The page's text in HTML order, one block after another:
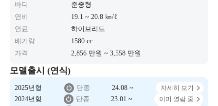
바디
준중형
연비
19.1 ~ 20.8 ㎞/ℓ
연료
하이브리드
배기량
1580 cc
가격
2,856 만원 ~ 3,558 만원
모델출시 (연식)
2025년형 단종 24.08 ~
자세히 보기
2024년형
단종 23.01 ~
이미 열람 중